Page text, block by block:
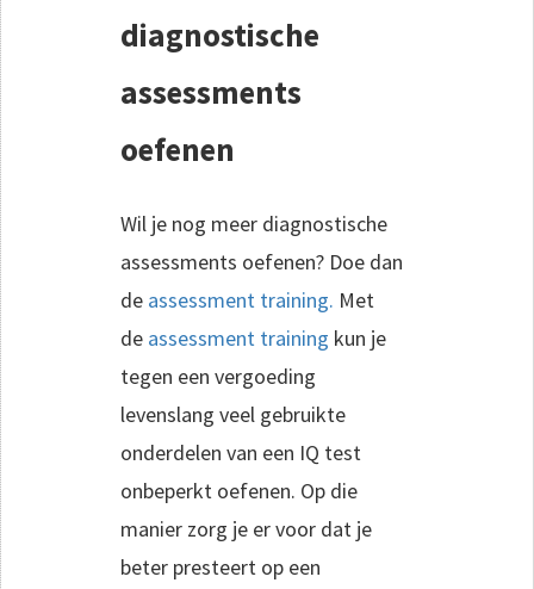
diagnostische
assessments
oefenen
Wil je nog meer diagnostische
assessments oefenen? Doe dan
de assessment training. Met
de assessment training kun je
tegen een vergoeding
levenslang veel gebruikte
onderdelen van een IQ test
onbeperkt oefenen. Op die
manier zorg je er voor dat je
beter presteert op een